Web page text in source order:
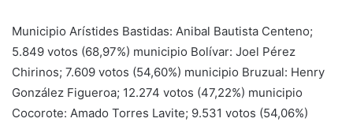
Municipio Arístides Bastidas: Anibal Bautista Centeno;
5.849 votos (68,97%) municipio Bolívar: Joel Pérez
Chirinos; 7.609 votos (54,60%) municipio Bruzual: Henry
González Figueroa; 12.274 votos (47,22%) municipio
Cocorote: Amado Torres Lavite; 9.531 votos (54,06%)